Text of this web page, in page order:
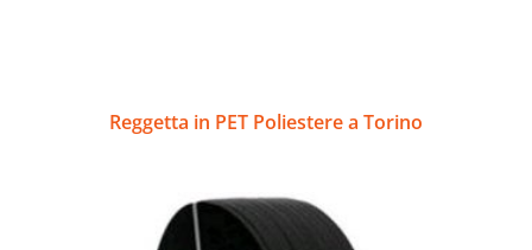
Reggetta in PET Poliestere a Torino